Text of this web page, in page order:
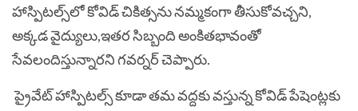
హాస్పిటల్స్‌లో కోవిడ్‌ చికిత్సను నమ్మకంగా తీసుకోవచ్చని,
అక్కడ వైద్యులు,ఇతర సిబ్బంది అంకితభావంతో
సేవలందిస్తున్నారని గవర్నర్‌ చెప్పారు.
ప్రైవేట్‌ హాస్పిటల్స్‌ కూడా తమ వద్దకు వస్తున్న కోవిడ్‌ పేషెంట్లకు